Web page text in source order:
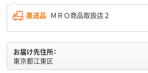
直送品 ＭＲＯ商品取扱店２
お届け先住所：
東京都江東区